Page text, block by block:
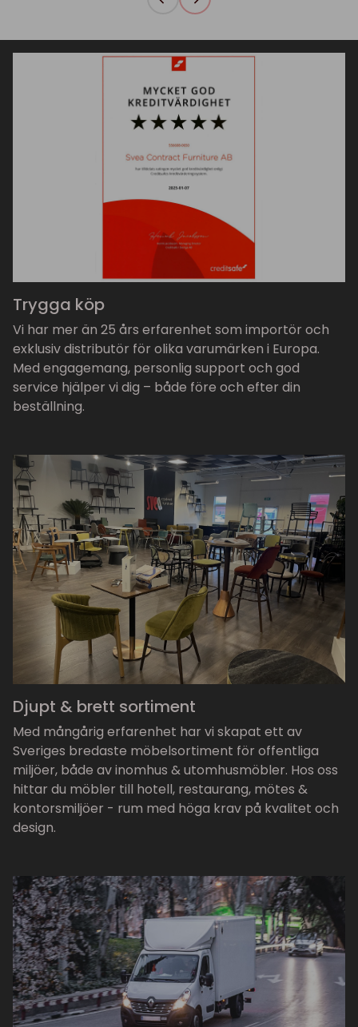
Trygga köp
Vi har mer än 25 års erfarenhet som importör och
exklusiv distributör för olika varumärken i Europa.
Med engagemang, personlig support och god
service hjälper vi dig – både före och efter din
beställning.
Djupt & brett sortiment
Med mångårig erfarenhet har vi skapat ett av
Sveriges bredaste möbelsortiment för offentliga
miljöer, både av inomhus & utomhusmöbler. Hos oss
hittar du möbler till hotell, restaurang, mötes &
kontorsmiljöer - rum med höga krav på kvalitet och
design.